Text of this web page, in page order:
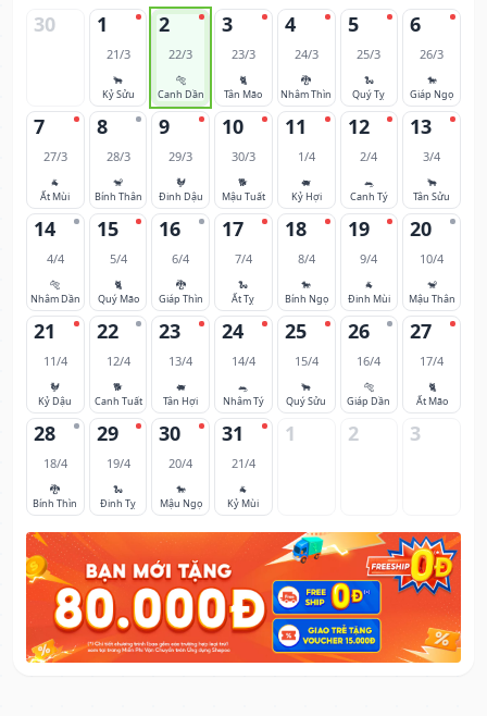
30 1
21/3
🐂
Kỷ Sửu
2
22/3
🐅
Canh Dần
3
23/3
🐈
Tân Mão
4
24/3
🐉
Nhâm Thìn
5
25/3
🐍
Quý Tỵ
6
26/3
🐎
Giáp Ngọ
7
27/3
🐐
Ất Mùi
8
28/3
🐒
Bính Thân
9
29/3
🐓
Đinh Dậu
10
30/3
🐕
Mậu Tuất
11
1/4
🐖
Kỷ Hợi
12
2/4
🐀
Canh Tý
13
3/4
🐂
Tân Sửu
14
4/4
🐅
Nhâm Dần
15
5/4
🐈
Quý Mão
16
6/4
🐉
Giáp Thìn
17
7/4
🐍
Ất Tỵ
18
8/4
🐎
Bính Ngọ
19
9/4
🐐
Đinh Mùi
20
10/4
🐒
Mậu Thân
21
11/4
🐓
Kỷ Dậu
22
12/4
🐕
Canh Tuất
23
13/4
🐖
Tân Hợi
24
14/4
🐀
Nhâm Tý
25
15/4
🐂
Quý Sửu
26
16/4
🐅
Giáp Dần
27
17/4
🐈
Ất Mão
28
18/4
🐉
Bính Thìn
29
19/4
🐍
Đinh Tỵ
30
20/4
🐎
Mậu Ngọ
31
21/4
🐐
Kỷ Mùi
1 2 3